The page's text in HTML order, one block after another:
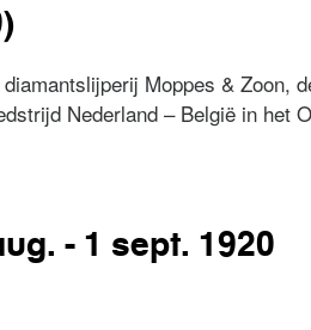
Moppes & Zoon,
Nederland – België in het
- 1 sept. 1920